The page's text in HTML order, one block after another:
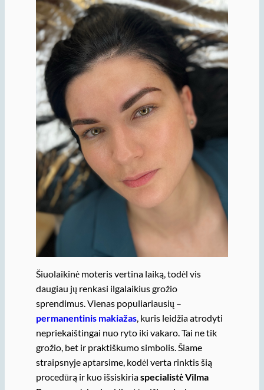
Šiuolaikinė moteris vertina laiką, todėl vis
daugiau jų renkasi ilgalaikius grožio
sprendimus. Vienas populiariausių –
permanentinis makiažas, kuris leidžia atrodyti
nepriekaištingai nuo ryto iki vakaro. Tai ne tik
grožio, bet ir praktiškumo simbolis. Šiame
straipsnyje aptarsime, kodėl verta rinktis šią
procedūrą ir kuo išsiskiriaspecialistė Vilma